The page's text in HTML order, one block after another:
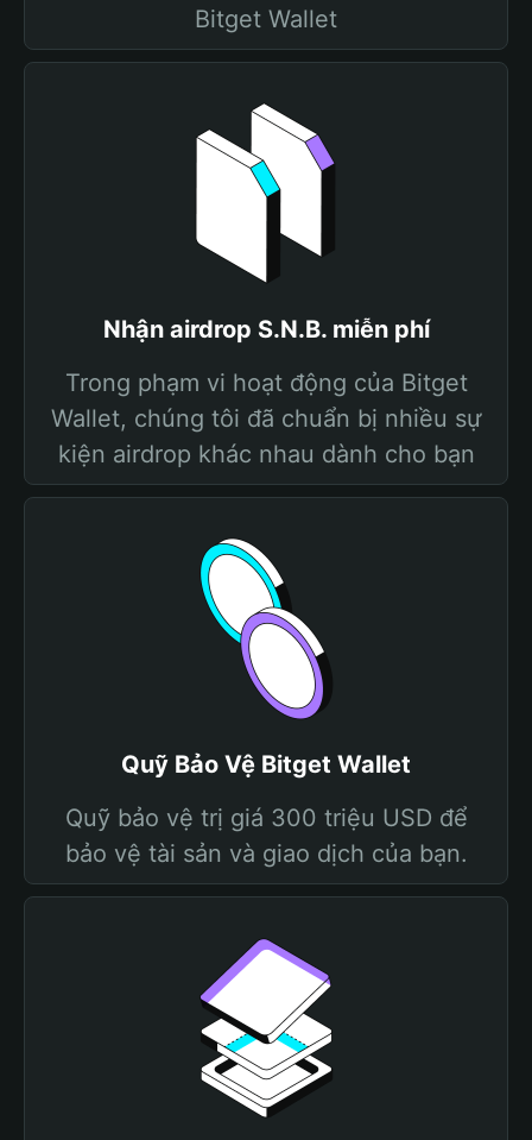
Bitget Wallet
Nhận airdrop S.N.B. miễn phí
Trong phạm vi hoạt động của Bitget
Wallet, chúng tôi đã chuẩn bị nhiều sự
kiện airdrop khác nhau dành cho bạn
Quỹ Bảo Vệ Bitget Wallet
Quỹ bảo vệ trị giá 300 triệu USD để
bảo vệ tài sản và giao dịch của bạn.